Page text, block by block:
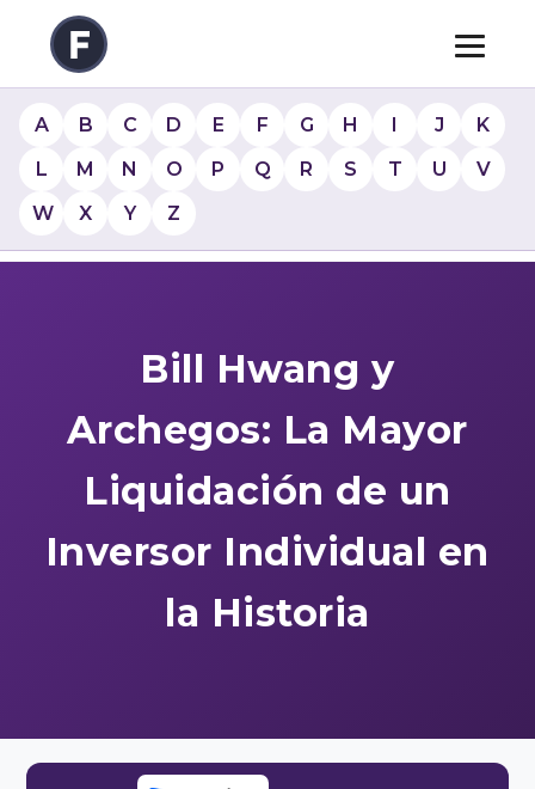
A B C D E F G H I J
K
L
M N O P Q R S T U
V
W
X Y Z
Bill Hwang y
Archegos: La Mayor
Liquidación de un
Inversor Individual en
la Historia